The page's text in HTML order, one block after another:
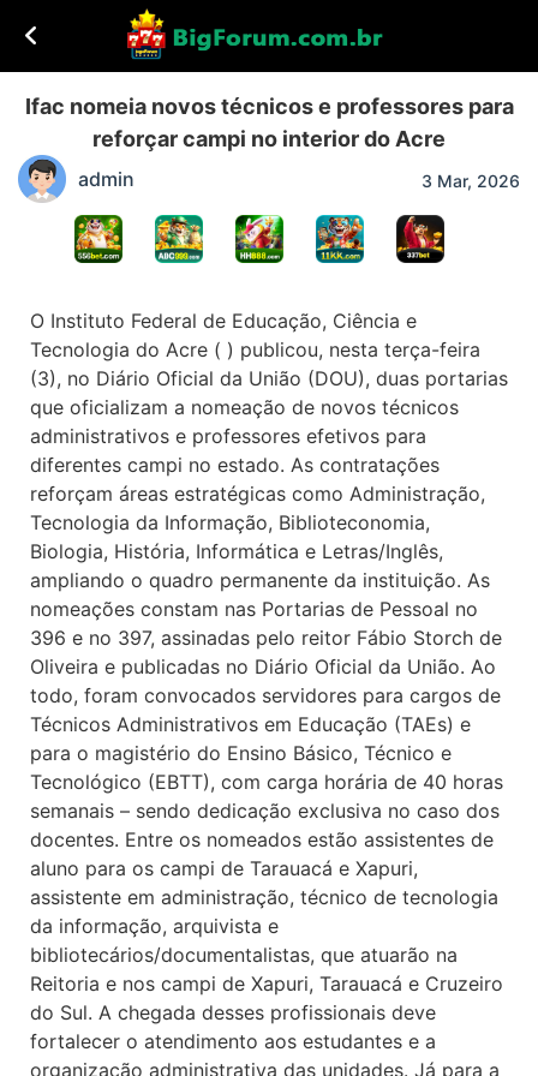
Ifac nomeia novos técnicos e professores para
reforçar campi no interior do Acre
admin 3 Mar, 2026
O Instituto Federal de Educação, Ciência e
Tecnologia do Acre ( ) publicou, nesta terça-feira
(3), no Diário Oficial da União (DOU), duas portarias
que oficializam a nomeação de novos técnicos
administrativos e professores efetivos para
diferentes campi no estado. As contratações
reforçam áreas estratégicas como Administração,
Tecnologia da Informação, Biblioteconomia,
Biologia, História, Informática e Letras/Inglês,
ampliando o quadro permanente da instituição. As
nomeações constam nas Portarias de Pessoal no
396 e no 397, assinadas pelo reitor Fábio Storch de
Oliveira e publicadas no Diário Oficial da União. Ao
todo, foram convocados servidores para cargos de
Técnicos Administrativos em Educação (TAEs) e
para o magistério do Ensino Básico, Técnico e
Tecnológico (EBTT), com carga horária de 40 horas
semanais – sendo dedicação exclusiva no caso dos
docentes. Entre os nomeados estão assistentes de
aluno para os campi de Tarauacá e Xapuri,
assistente em administração, técnico de tecnologia
da informação, arquivista e
bibliotecários/documentalistas, que atuarão na
Reitoria e nos campi de Xapuri, Tarauacá e Cruzeiro
do Sul. A chegada desses profissionais deve
fortalecer o atendimento aos estudantes e a
organização administrativa das unidades. Já para a